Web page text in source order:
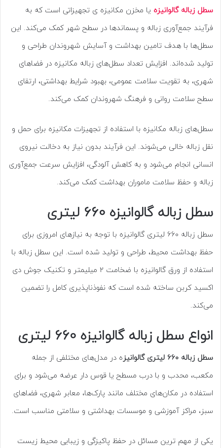
سطل زباله گالوانیزه یا مخزن مکانیزه ی تجهیزاتی است که به
فرآیند جمع‌آوری زباله و پسماندها در سطح شهر کمک می‌کند. این
سطل‌ها با هدف تامین بهداشت و آسایش شهروندان طراحی و
تولید شده‌اند. افزایش تعداد سطل‌های زباله مکانیزه در فضاهای
شهری، به تقویت سلامت عمومی، بهبود شرایط بهداشتی، ارتقای
سطح سلامت روانی و فرهنگ شهروندان کمک می‌کند.
سطل‌های زباله مکانیزه با استفاده از تجهیزات مکانیزه برای حمل و
نقل زباله خالی می‌شوند. این فرآیند بدون نیاز به دخالت نیروی
انسانی انجام می‌شود و به کاهش آلودگی، افزایش سرعت جمع‌آوری
زباله و حفظ سلامت ماموران بهداشت کمک می‌کند.
سطل زباله گالوانیزه 660 لیتری
سطل زباله 660 لیتری گالوانیزه با توجه به نیازهای امروزی برای
حفظ بهداشت محیط، طراحی و تولید شده است. این سطل زباله با
استفاده از ورق گالوانیزه با ضخامت 2 میلیمتر و تکنیک جوش دی
اکسید کربن ساخته شده است که نفوذناپذیری کامل را تضمین
می‌کند.
انواع سطل زباله گالوانیزه 660 لیتری
سطل زباله 660 لیتری گالوانیز
ه در مدل‌های مختلفی از جمله
مکعب، محدب و با درب مسطح یا قوس دار عرضه می‌شود و برای
استفاده در مکان‌های مختلف مانند پارک‌ها، معابر شهری، فضاهای
سبز، مراکز آموزشی و موسسات بهداشتی و سلامتی مناسب است.
یکی از مهم ترین مسائل در حفظ پاکیزگی و زیبایی محیط زیست